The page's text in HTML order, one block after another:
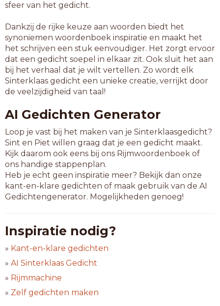
sfeer van het gedicht.
Dankzij de rijke keuze aan woorden biedt het
synoniemen woordenboek inspiratie en maakt het
het schrijven een stuk eenvoudiger. Het zorgt ervoor
dat een gedicht soepel in elkaar zit. Ook sluit het aan
bij het verhaal dat je wilt vertellen. Zo wordt elk
Sinterklaas gedicht een unieke creatie, verrijkt door
de veelzijdigheid van taal!
AI Gedichten Generator
Loop je vast bij het maken van je Sinterklaasgedicht?
Sint en Piet willen graag dat je een gedicht maakt.
Kijk daarom ook eens bij ons Rijmwoordenboek of
ons handige stappenplan.
Heb je echt geen inspiratie meer? Bekijk dan onze
kant-en-klare gedichten of maak gebruik van de AI
Gedichtengenerator. Mogelijkheden genoeg!
Inspiratie nodig?
» Kant-en-klare gedichten
» AI Sinterklaas Gedicht
» Rijmmachine
» Zelf gedichten maken